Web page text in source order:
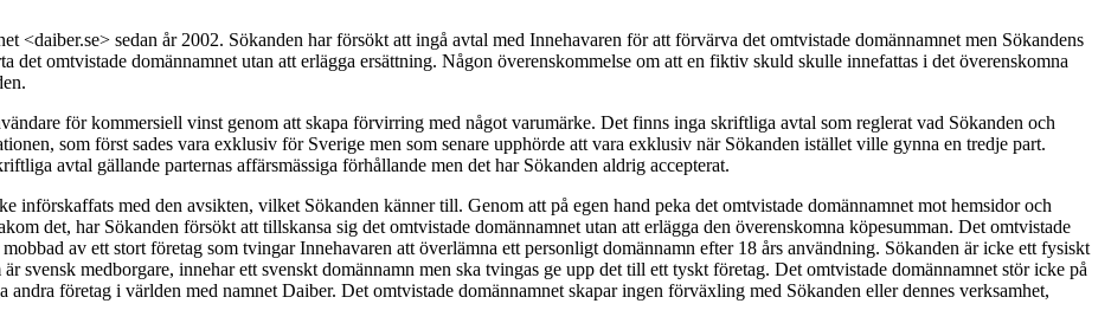
<daiber.se> sedan år 2002. Sökanden har försökt att ingå avtal med Innehavaren för att förvärva det omtvistade domännamnet men Sökandens
det omtvistade domännamnet utan att erlägga ersättning. Någon överenskommelse om att en fiktiv skuld skulle innefattas i det överenskomna
för kommersiell vinst genom att skapa förvirring med något varumärke. Det finns inga skriftliga avtal som reglerat vad Sökanden och
som först sades vara exklusiv för Sverige men som senare upphörde att vara exklusiv när Sökanden istället ville gynna en tredje part.
avtal gällande parternas affärsmässiga förhållande men det har Sökanden aldrig accepterat.
införskaffats med den avsikten, vilket Sökanden känner till. Genom att på egen hand peka det omtvistade domännamnet mot hemsidor och
det, har Sökanden försökt att tillskansa sig det omtvistade domännamnet utan att erlägga den överenskomna köpesumman. Det omtvistade
av ett stort företag som tvingar Innehavaren att överlämna ett personligt domännamn efter 18 års användning. Sökanden är icke ett fysiskt
svensk medborgare, innehar ett svenskt domännamn men ska tvingas ge upp det till ett tyskt företag. Det omtvistade domännamnet stör icke på
företag i världen med namnet Daiber. Det omtvistade domännamnet skapar ingen förväxling med Sökanden eller dennes verksamhet,